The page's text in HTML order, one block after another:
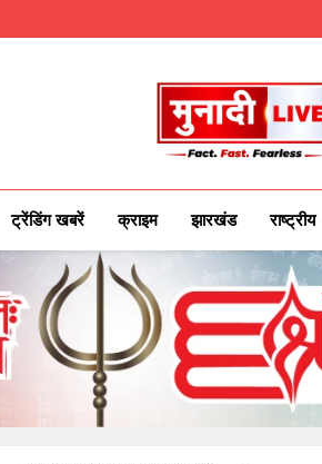
Munadi Live –
ट्रेंडिंग खबरें क्राइम झारखंड राष्ट्रीय